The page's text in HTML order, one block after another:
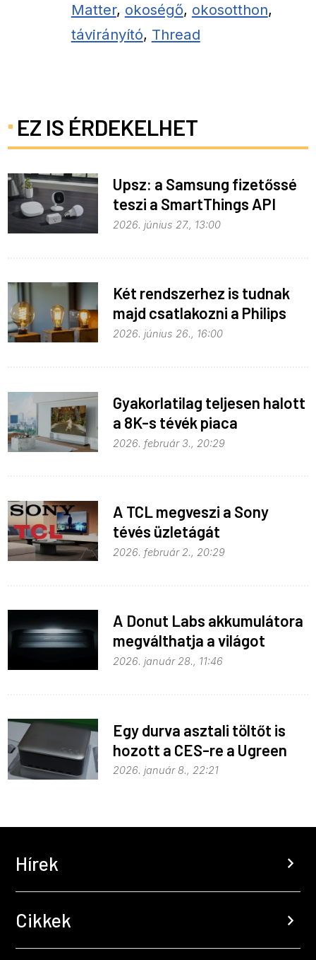
Matter, okoségő, okosotthon,
távirányító, Thread
EZ IS ÉRDEKELHET
Upsz: a Samsung fizetőssé
teszi a SmartThings API
hozzáférést
2026. június 27., 13:00
Két rendszerhez is tudnak
majd csatlakozni a Philips
Hue égők
2026. június 26., 16:00
Gyakorlatilag teljesen halott
a 8K-s tévék piaca
2026. február 3., 20:29
A TCL megveszi a Sony
tévés üzletágát
2026. február 2., 20:29
A Donut Labs akkumulátora
megválthatja a világot
2026. január 28., 11:46
Egy durva asztali töltőt is
hozott a CES-re a Ugreen
2026. január 8., 22:21
Hírek chevron_right
Cikkek chevron_right